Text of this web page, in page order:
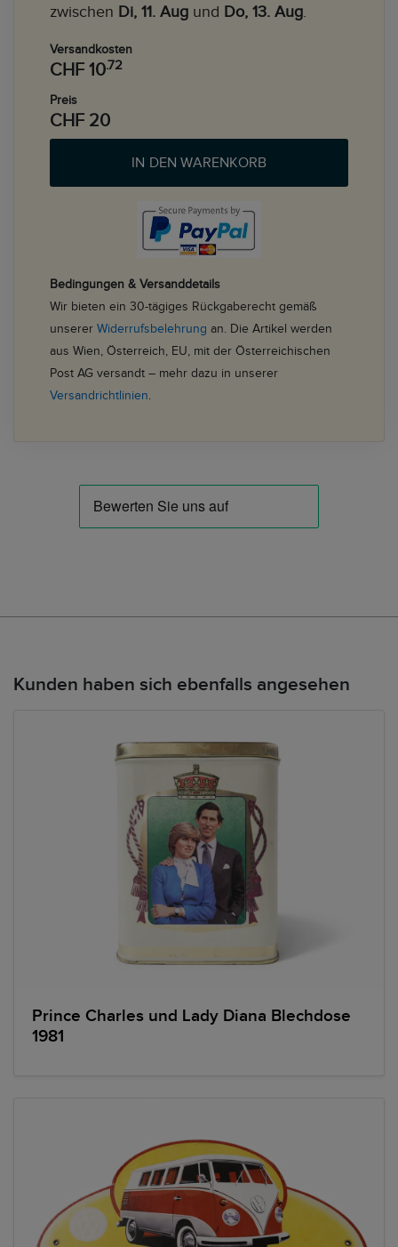
zwischen Di, 11. Aug und Do, 13. Aug.
Versandkosten
CHF 10.72
Preis
CHF 20
IN DEN WARENKORB
Bedingungen & Versanddetails
Wir bieten ein 30-tägiges Rückgaberecht gemäß
unserer Widerrufsbelehrung an. Die Artikel werden
aus Wien, Österreich, EU, mit der Österreichischen
Post AG versandt – mehr dazu in unserer
Versandrichtlinien.
Kunden haben sich ebenfalls angesehen
Prince Charles und Lady Diana Blechdose
1981